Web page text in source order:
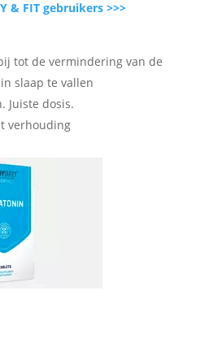
& FIT gebruikers >>>
tot de vermindering van de
slaap te vallen
Juiste dosis.
verhouding